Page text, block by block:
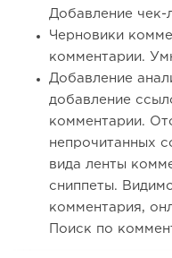
Добавление чек-
Черновики
комментарии.
Добавление
добавление
комментарии.
непрочитанных
вида ленты
сниппеты.
комментария,
Поиск по